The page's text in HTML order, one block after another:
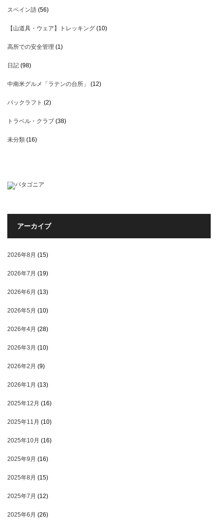
スペイン語 (56)
【山道具・ウェア】トレッキング (10)
高所での安全管理 (1)
日記 (98)
中南米グルメ「ラテンの台所」 (12)
パックラフト (2)
トラベル・クラブ (38)
未分類 (16)
アーカイブ
2026年8月 (15)
2026年7月 (19)
2026年6月 (13)
2026年5月 (10)
2026年4月 (28)
2026年3月 (10)
2026年2月 (9)
2026年1月 (13)
2025年12月 (16)
2025年11月 (10)
2025年10月 (16)
2025年9月 (16)
2025年8月 (15)
2025年7月 (12)
2025年6月 (26)